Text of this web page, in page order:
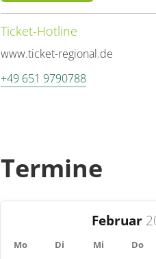
Ticket-Hotline
www.ticket-regional.de
+49 651 9790788
Termine
Februar
Mo Di Mi Do